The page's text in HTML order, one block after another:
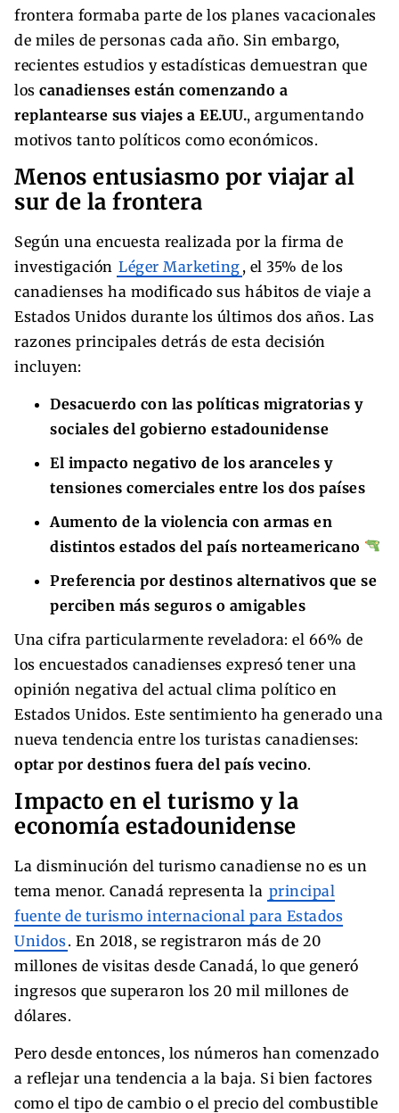
frontera formaba parte de los planes vacacionales
de miles de personas cada año. Sin embargo,
recientes estudios y estadísticas demuestran que
los canadienses están comenzando a
replantearse sus viajes a EE.UU., argumentando
motivos tanto políticos como económicos.
Menos entusiasmo por viajar al
sur de la frontera
Según una encuesta realizada por la firma de
investigación Léger Marketing , el 35% de los
canadienses ha modificado sus hábitos de viaje a
Estados Unidos durante los últimos dos años. Las
razones principales detrás de esta decisión
incluyen:
Desacuerdo con las políticas migratorias y
sociales del gobierno estadounidense
El impacto negativo de los aranceles y
tensiones comerciales entre los dos países
Aumento de la violencia con armas en
distintos estados del país norteamericano
Preferencia por destinos alternativos que se
perciben más seguros o amigables
Una cifra particularmente reveladora: el 66% de
los encuestados canadienses expresó tener una
opinión negativa del actual clima político en
Estados Unidos. Este sentimiento ha generado una
nueva tendencia entre los turistas canadienses:
optar por destinos fuera del país vecino.
Impacto en el turismo y la
economía estadounidense
La disminución del turismo canadiense no es un
tema menor. Canadá representa la principal
fuente de turismo internacional para Estados
Unidos. En 2018, se registraron más de 20
millones de visitas desde Canadá, lo que generó
ingresos que superaron los 20 mil millones de
dólares.
Pero desde entonces, los números han comenzado
a reflejar una tendencia a la baja. Si bien factores
como el tipo de cambio o el precio del combustible